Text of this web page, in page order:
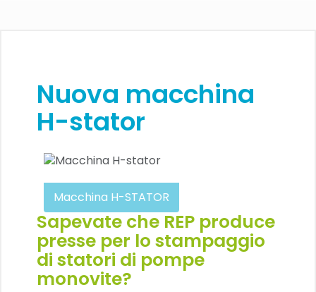
Nuova macchina
H-stator
Macchina H-STATOR
Sapevate che REP produce
presse per lo stampaggio
di statori di pompe
monovite?